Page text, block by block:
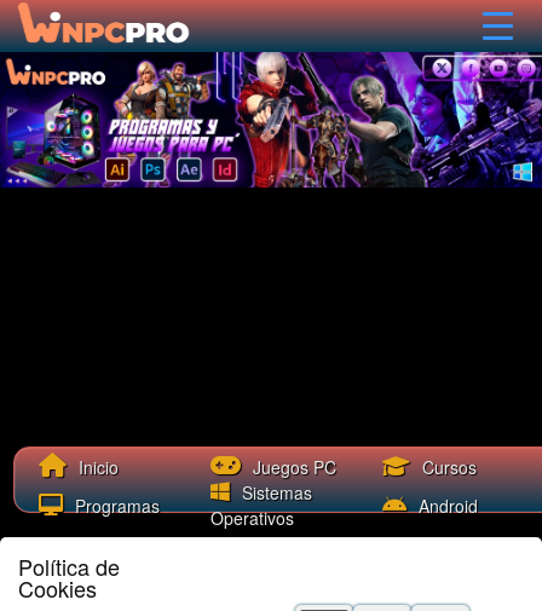
Inicio Juegos PC
Cursos
Programas
Sistemas
Operativos
Android
Política de
Cookies